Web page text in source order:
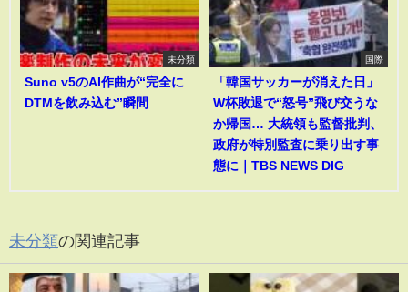
未分類
Suno v5のAI作曲が“完全に
DTMを飲み込む”瞬間
国際
「韓国サッカーが消えた日」
W杯敗退で“怒号”飛び交うな
か帰国… 大統領も監督批判、
政府が特別監査に乗り出す事
態に｜TBS NEWS DIG
未分類の関連記事